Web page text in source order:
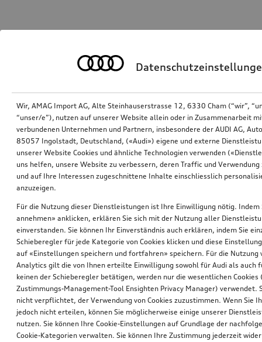
Wir, AMAG Import AG, Alte Steinhauserstrasse 12, 6330 Cham (“wir”,
“unser/e”), nutzen auf unserer Website allein oder in Zusammenarbeit
verbundenen Unternehmen und Partnern, insbesondere der AUDI AG,
85057 Ingolstadt, Deutschland, («Audi») eigene und externe
unserer Website Cookies und ähnliche Technologien verwenden
uns helfen, unsere Website zu verbessern, deren Traffic und Verwendung
und auf Ihre Interessen zugeschnittene Inhalte einschliesslich
anzuzeigen.
Für die Nutzung dieser Dienstleistungen ist Ihre Einwilligung nötig. Indem
annehmen» anklicken, erklären Sie sich mit der Nutzung aller
einverstanden. Sie können Ihr Einverständnis auch erklären, indem Sie
Schieberegler für jede Kategorie von Cookies klicken und diese
auf «Einstellungen speichern und fortfahren» speichern. Für die Nutzung
Analytics gilt die von Ihnen erteilte Einwilligung sowohl für Audi als auch
keinen der Schieberegler betätigen, werden nur die wesentlichen Cookies
Zustimmungs-Management-Tool Ensighten Privacy Manager) verwendet.
nicht verpflichtet, der Verwendung von Cookies zuzustimmen. Wenn Sie
jedoch nicht erteilen, können Sie möglicherweise einige unserer
nutzen. Sie können Ihre Cookie-Einstellungen auf Grundlage der
Cookie-Kategorien verwalten. Sie können Ihre Zustimmung jederzeit